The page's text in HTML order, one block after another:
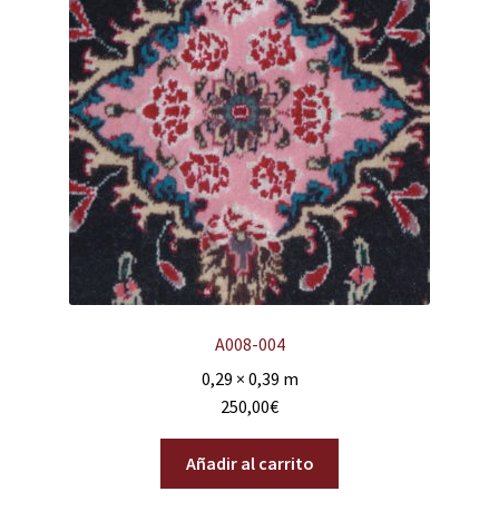
A008-004
0,29 × 0,39 m
250,00€
Añadir al carrito